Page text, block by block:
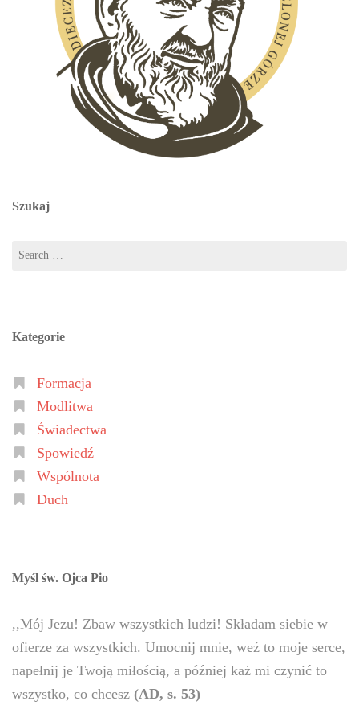
Szukaj
Kategorie
Formacja
Modlitwa
Świadectwa
Spowiedź
Wspólnota
Duch
Myśl św. Ojca Pio
,,Mój Jezu! Zbaw wszystkich ludzi! Składam siebie w
ofierze za wszystkich. Umocnij mnie, weź to moje serce,
napełnij je Twoją miłością, a później każ mi czynić to
wszystko, co chcesz (AD, s. 53)